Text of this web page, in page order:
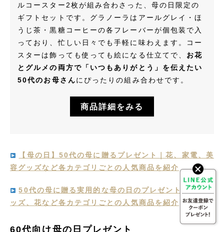
ルコースター2枚が組み合わさった、母の日限定の
ギフトセットです。グラノーラはアールグレイ・ほ
うじ茶・黒糖コーヒーの各フレーバーが個包装で入
っており、忙しい日々でも手軽に味わえます。コー
スターは飾っても使っても絵になる仕立てで、 お花
とグルメの両方で「いつもありがとう」を伝えたい
50代のお母さんにぴったりの組み合わせです。
商品詳細をみる
【母の日】50代の母に贈るプレゼント｜花、家電、美
容グッズなど各カテゴリごとの人気商品を紹介
50代の母に贈る実用的な母の日のプレゼント｜美容グ
ッズ、花など各カテゴリごとの人気商品を紹介
60代向け母の日プレゼント